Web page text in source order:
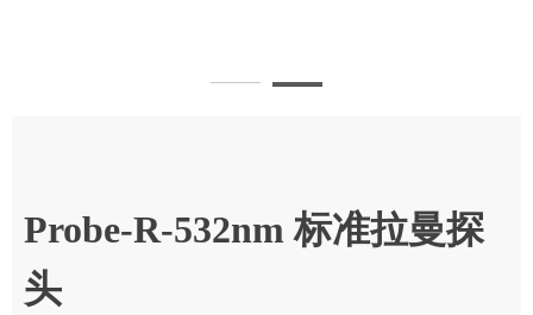
Probe-R-532nm 标准拉曼探
头